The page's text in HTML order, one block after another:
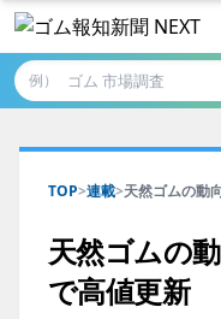
例）
TOP>連載>天然ゴムの動
天然ゴムの
で高値更新